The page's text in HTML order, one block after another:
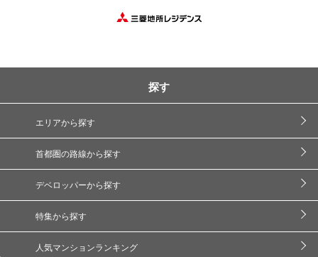
探す
エリアから探す
首都圏の路線から探す
デベロッパーから探す
特集から探す
人気マンションランキング